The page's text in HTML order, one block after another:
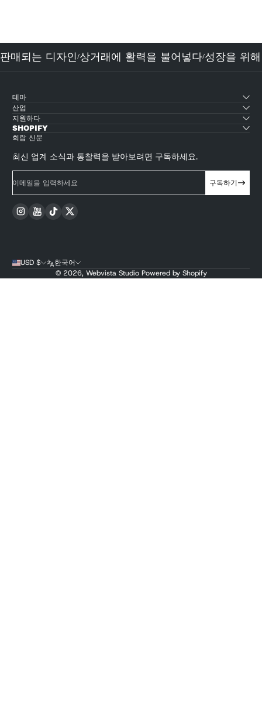
세요/판매되는 디자인/ 상거래에 활력을 불어넣다/성장
테마
산업
지원하다
SHOPIFY
회람 신문
최신 업계 소식과 통찰력을 받아보려면 구독하세요.
이메일을 입력하세요 구독하기
InstagramYouTube
TikTok
USD $
한국어
© 2026, Webvista Studio Powered by Shopify